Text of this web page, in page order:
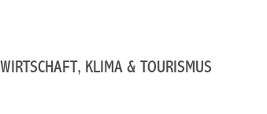
WIRTSCHAFT, KLIMA & TOURISMUS